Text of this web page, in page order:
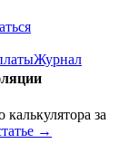
Журнал
за
→